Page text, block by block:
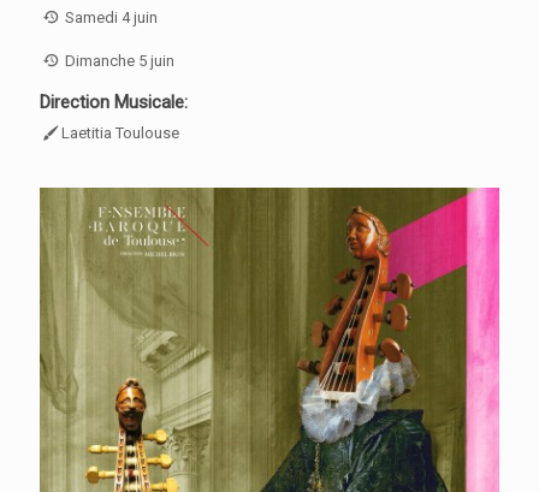
Samedi 4 juin
Dimanche 5 juin
Direction Musicale:
Laetitia Toulouse